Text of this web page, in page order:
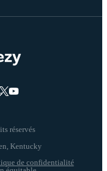
réservés
de confidentialité